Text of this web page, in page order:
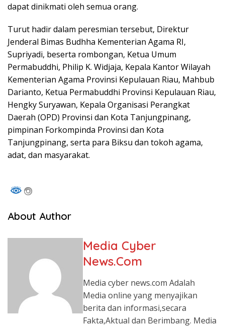
dapat dinikmati oleh semua orang.
Turut hadir dalam peresmian tersebut, Direktur
Jenderal Bimas Budhha Kementerian Agama RI,
Supriyadi, beserta rombongan, Ketua Umum
Permabuddhi, Philip K. Widjaja, Kepala Kantor Wilayah
Kementerian Agama Provinsi Kepulauan Riau, Mahbub
Darianto, Ketua Permabuddhi Provinsi Kepulauan Riau,
Hengky Suryawan, Kepala Organisasi Perangkat
Daerah (OPD) Provinsi dan Kota Tanjungpinang,
pimpinan Forkompinda Provinsi dan Kota
Tanjungpinang, serta para Biksu dan tokoh agama,
adat, dan masyarakat.
About Author
Media Cyber
News.Com
Media cyber news.com Adalah
Media online yang menyajikan
berita dan informasi,secara
Fakta,Aktual dan Berimbang. Media